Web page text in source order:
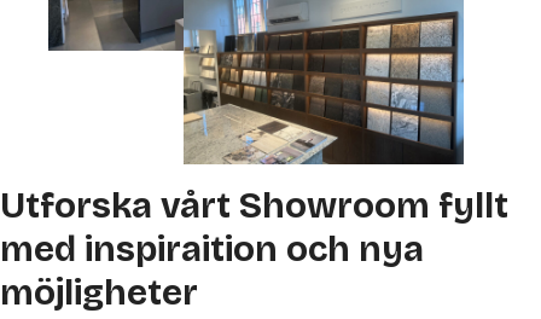
Utforska vårt Showroom fyllt
med inspiraition och nya
möjligheter